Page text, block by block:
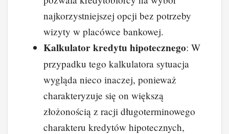
najkorzystniejszej opcji bez potrzeby
wizyty w placówce bankowej.
Kalkulator kredytu hipotecznego: W
przypadku tego kalkulatora sytuacja
wygląda nieco inaczej, ponieważ
charakteryzuje się on większą
złożonością z racji długoterminowego
charakteru kredytów hipotecznych,